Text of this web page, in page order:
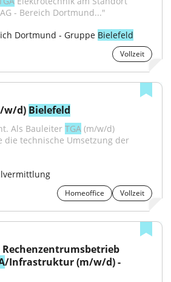
- Bereich Dortmund..."
Dortmund - Gruppe Bielefeld
Vollzeit
w/d) Bielefeld
Als Bauleiter TGA
die technische Umsetzung der
Homeoffice Vollzeit
/Infrastruktur (m/w/d) -